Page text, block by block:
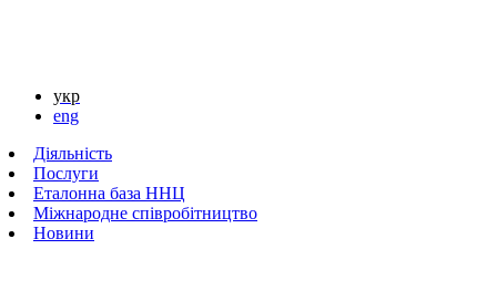
укр
eng
Діяльність
Послуги
Еталонна база ННЦ
Міжнародне співробітництво
Новини